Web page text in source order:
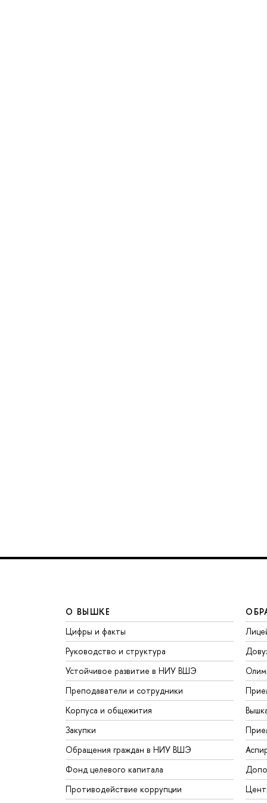
О ВЫШКЕ
Цифры и факты
Руководство и структура
Устойчивое развитие в НИУ ВШЭ
Преподаватели и сотрудники
Корпуса и общежития
Закупки
Обращения граждан в НИУ ВШЭ
Фонд целевого капитала
Противодействие коррупции